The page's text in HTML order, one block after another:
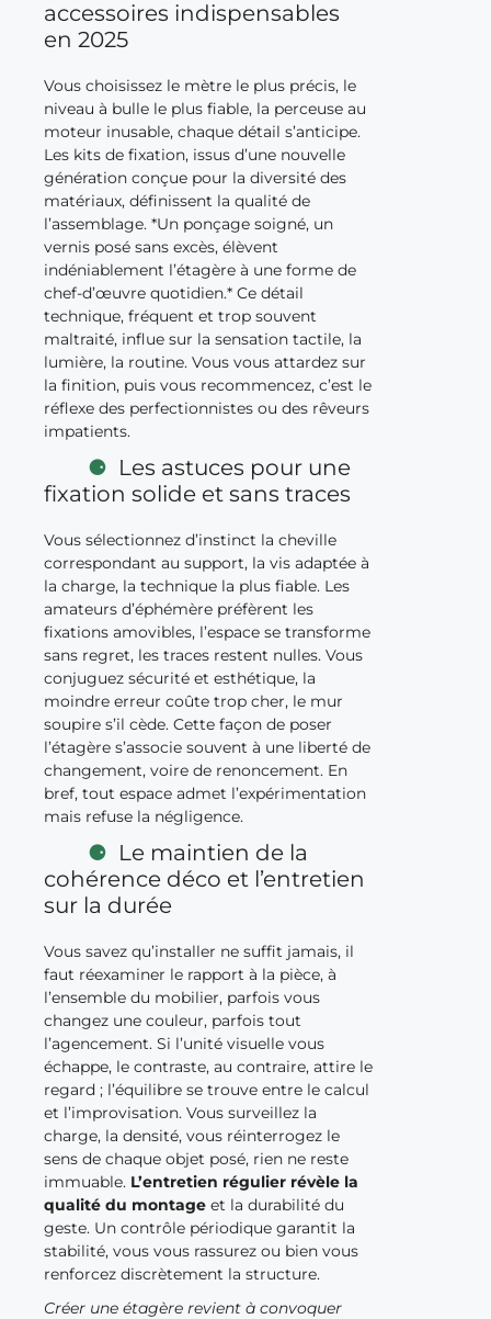
accessoires indispensables
en 2025
Vous choisissez le mètre le plus précis, le
niveau à bulle le plus fiable, la perceuse au
moteur inusable, chaque détail s’anticipe.
Les kits de fixation, issus d’une nouvelle
génération conçue pour la diversité des
matériaux, définissent la qualité de
l’assemblage. *Un ponçage soigné, un
vernis posé sans excès, élèvent
indéniablement l’étagère à une forme de
chef-d’œuvre quotidien.* Ce détail
technique, fréquent et trop souvent
maltraité, influe sur la sensation tactile, la
lumière, la routine. Vous vous attardez sur
la finition, puis vous recommencez, c’est le
réflexe des perfectionnistes ou des rêveurs
impatients.
Les astuces pour une
fixation solide et sans traces
Vous sélectionnez d’instinct la cheville
correspondant au support, la vis adaptée à
la charge, la technique la plus fiable. Les
amateurs d’éphémère préfèrent les
fixations amovibles, l’espace se transforme
sans regret, les traces restent nulles. Vous
conjuguez sécurité et esthétique, la
moindre erreur coûte trop cher, le mur
soupire s’il cède. Cette façon de poser
l’étagère s’associe souvent à une liberté de
changement, voire de renoncement. En
bref, tout espace admet l’expérimentation
mais refuse la négligence.
Le maintien de la
cohérence déco et l’entretien
sur la durée
Vous savez qu’installer ne suffit jamais, il
faut réexaminer le rapport à la pièce, à
l’ensemble du mobilier, parfois vous
changez une couleur, parfois tout
l’agencement. Si l’unité visuelle vous
échappe, le contraste, au contraire, attire le
regard ; l’équilibre se trouve entre le calcul
et l’improvisation. Vous surveillez la
charge, la densité, vous réinterrogez le
sens de chaque objet posé, rien ne reste
immuable. L’entretien régulier révèle la
qualité du montage et la durabilité du
geste. Un contrôle périodique garantit la
stabilité, vous vous rassurez ou bien vous
renforcez discrètement la structure.
Créer une étagère revient à convoquer